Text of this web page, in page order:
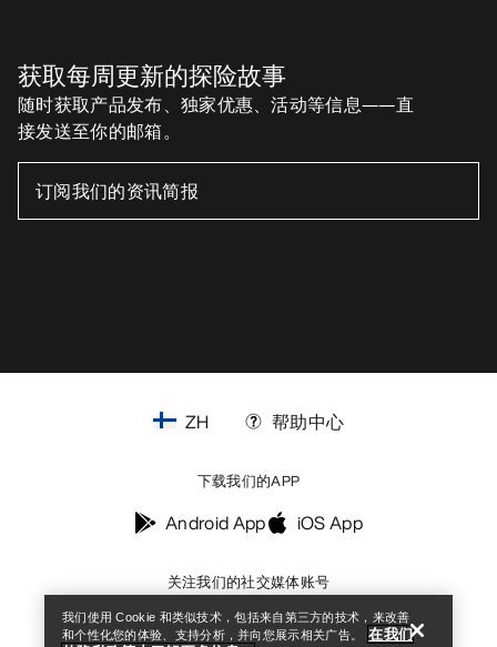
获取每周更新的探险故事
随时获取产品发布、独家优惠、活动等信息——直
接发送至你的邮箱。
关注我们的社交媒体账号
ZH 帮助中心
下载我们的APP
Android App iOS App
我们使用 Cookie 和类似技术，包括来自第三方的技术，来改善
和个性化您的体验、支持分析，并向您展示相关广告。
在我们